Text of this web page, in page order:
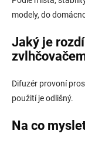
modely, do
Jaký je
Difuzér provoní
použití je odlišný.
Na co